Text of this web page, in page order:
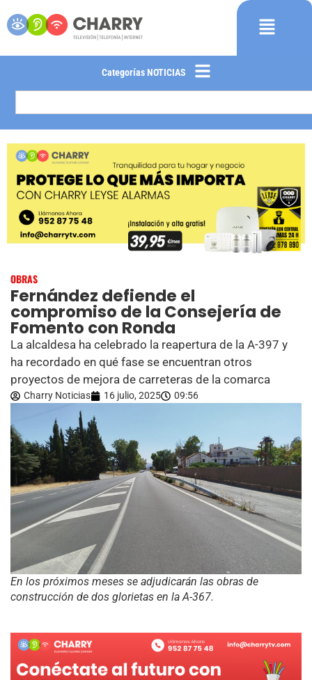
Categorías NOTICIAS
OBRAS
Fernández defiende el
compromiso de la Consejería de
Fomento con Ronda
La alcaldesa ha celebrado la reapertura de la A-397 y
ha recordado en qué fase se encuentran otros
proyectos de mejora de carreteras de la comarca
Charry Noticias 16 julio, 2025 09:56
En los próximos meses se adjudicarán las obras de
construcción de dos glorietas en la A-367.